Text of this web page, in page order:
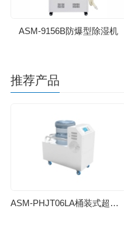
ASM-9156B防爆型除湿机
推荐产品
ASM-PHJT06LA桶装式超声波加湿器